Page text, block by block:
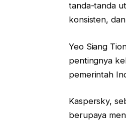
tanda-tanda
konsisten,
Yeo Siang
pentingnya
pemerintah
Kaspersky,
berupaya